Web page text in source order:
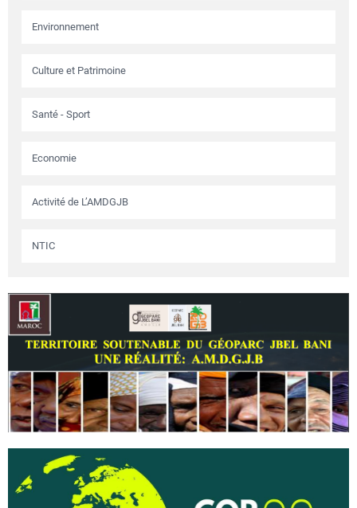
Environnement
Culture et Patrimoine
Santé - Sport
Economie
Activité de L’AMDGJB
NTIC